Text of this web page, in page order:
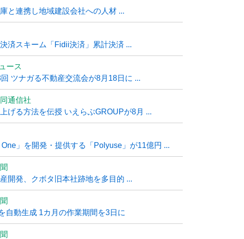
と連携し地域建設会社への人材 ...
済スキーム「Fidii決済」累計決済 ...
ース
ツナガる不動産交流会が8月18日に ...
通信社
げる方法を伝授 いえらぶGROUPが8月 ...
」を開発・提供する「Polyuse」が11億円 ...
開発、クボタ旧本社跡地を多目的 ...
自動生成 1カ月の作業期間を3日に